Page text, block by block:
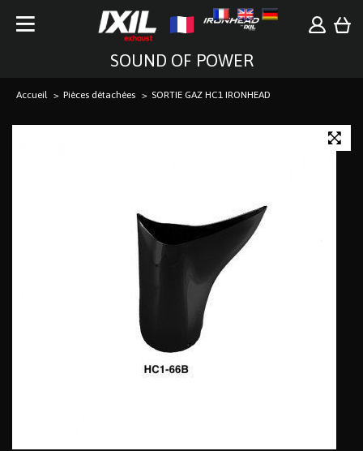
SOUND OF POWER
Accueil Pièces détachées SORTIE GAZ HC1 IRONHEAD